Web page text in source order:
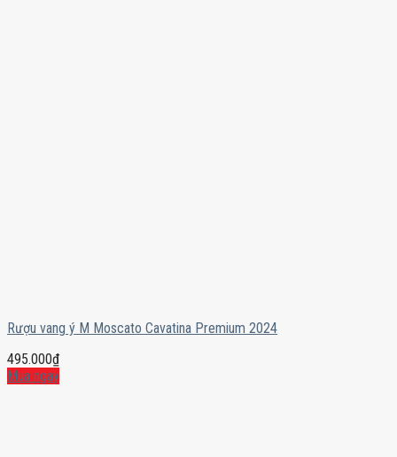
Rượu vang ý M Moscato Cavatina Premium 2024
495.000₫
Mua ngay